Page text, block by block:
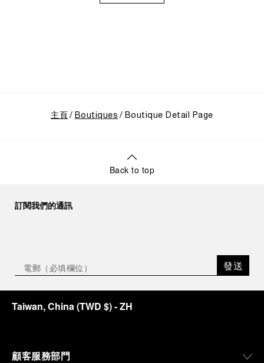
主頁 Boutiques Boutique Detail Page
Back to top
訂閱我們的通訊
發送
Taiwan, China(TWD $)- ZH
顧客服務部門